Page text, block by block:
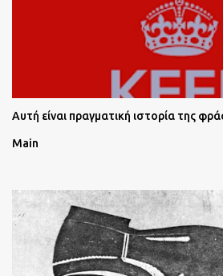
Αυτή είναι πραγματική ιστορία της
Main